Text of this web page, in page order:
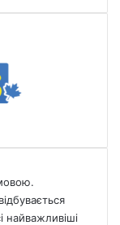
найважливіші